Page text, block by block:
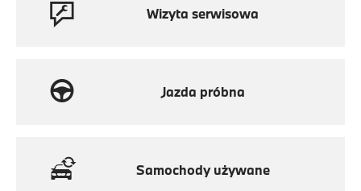
Wizyta serwisowa
Jazda próbna
Samochody używane